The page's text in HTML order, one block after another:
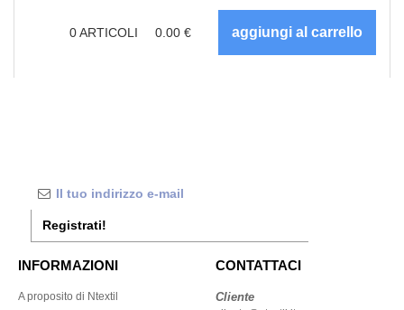
0ARTICOLI 0.00 €
Registrati!
INFORMAZIONI
A proposito di Ntextil
CONTATTACI
Cliente